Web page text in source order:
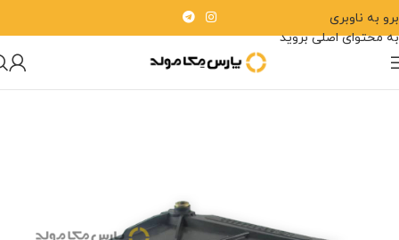
برو به ناوبری
به محتوای اصلی بروید